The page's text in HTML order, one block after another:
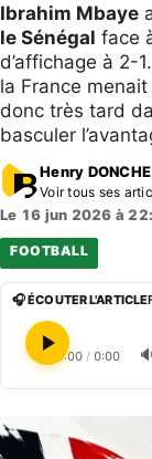
Ibrahim Mbaye
le Sénégal face
d’affichage à 2-
la France
donc très tard
basculer
Henry DONCHE
Voir tous ses
Le 16 jun 2026 à
FOOTBALL
🎧 ÉCOUTER L'ARTICLE
0:00 / 0:00